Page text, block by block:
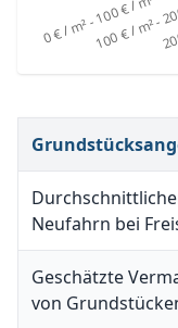
Neufahrn bei
Geschätzte
von